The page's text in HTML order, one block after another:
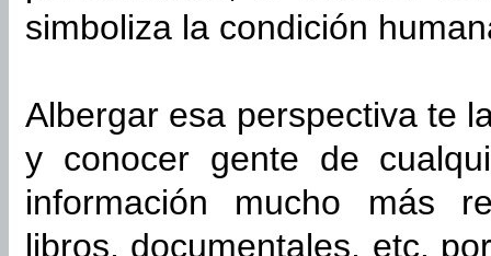
simboliza la condición
Albergar esa perspectiva te
y conocer gente de
información mucho más
libros, documentales, etc,